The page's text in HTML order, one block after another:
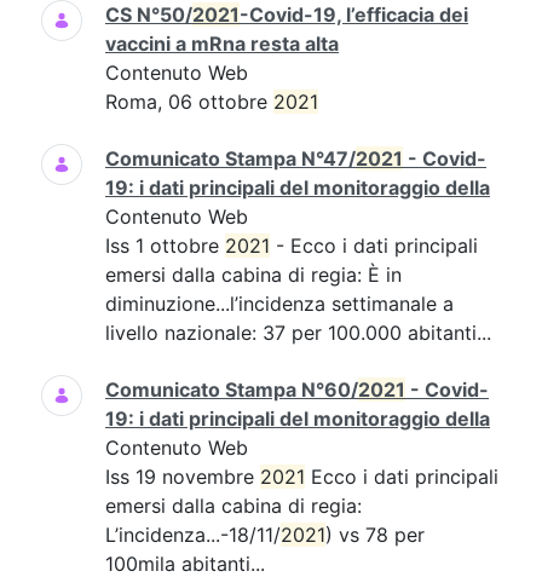
CS N°50/2021-Covid-19, l’efficacia dei
vaccini a mRna resta alta
Contenuto Web
Roma, 06 ottobre 2021
Comunicato Stampa N°47/2021 - Covid-
19: i dati principali del monitoraggio della
Contenuto Web
Iss 1 ottobre 2021 - Ecco i dati principali
emersi dalla cabina di regia: È in
diminuzione...l’incidenza settimanale a
livello nazionale: 37 per 100.000 abitanti...
Comunicato Stampa N°60/2021 - Covid-
19: i dati principali del monitoraggio della
Contenuto Web
Iss 19 novembre 2021 Ecco i dati principali
emersi dalla cabina di regia:
L’incidenza...-18/11/2021) vs 78 per
100mila abitanti...